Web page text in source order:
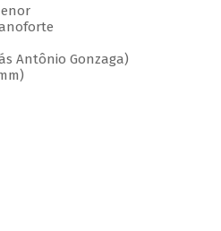
Antônio Gonzaga)